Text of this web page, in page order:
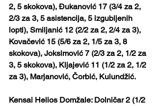
2, 5 skokova), Đukanović 17 (3/4 za 2,
2/3 za 3, 5 asistencija, 5 izgubljenih
lopti), Smiljanić 12 (2/2 za 2, 2/4 za 3),
Kovačević 15 (5/6 za 2, 1/5 za 3, 8
skokova), Joksimović 7 (2/3 za 2, 1/2 za
3, 5 skokova), Kljajević 11 (1/2 za 2, 1/2
za 3), Marjanović, Čorbić, Kulundžić.
Kensai Helios Domžale: Dolničar 2 (1/2